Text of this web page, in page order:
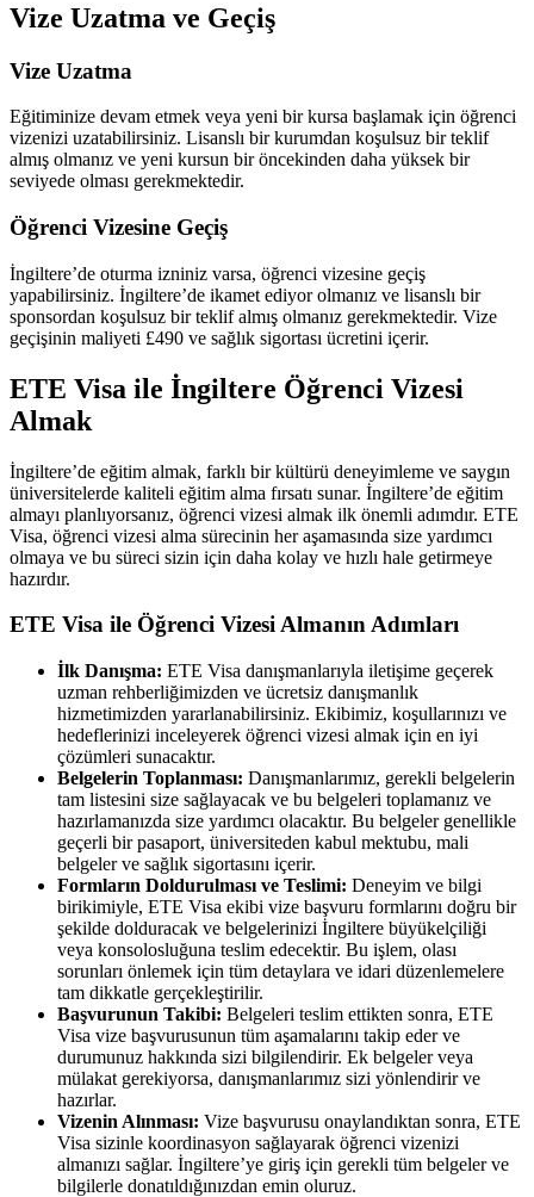
Vize Uzatma ve Geçiş
Vize Uzatma
Eğitiminize devam etmek veya yeni bir kursa başlamak için öğrenci
vizenizi uzatabilirsiniz. Lisanslı bir kurumdan koşulsuz bir teklif
almış olmanız ve yeni kursun bir öncekinden daha yüksek bir
seviyede olması gerekmektedir.
Öğrenci Vizesine Geçiş
İngiltere’de oturma izniniz varsa, öğrenci vizesine geçiş
yapabilirsiniz. İngiltere’de ikamet ediyor olmanız ve lisanslı bir
sponsordan koşulsuz bir teklif almış olmanız gerekmektedir. Vize
geçişinin maliyeti £490 ve sağlık sigortası ücretini içerir.
ETE Visa ile İngiltere Öğrenci Vizesi
Almak
İngiltere’de eğitim almak, farklı bir kültürü deneyimleme ve saygın
üniversitelerde kaliteli eğitim alma fırsatı sunar. İngiltere’de eğitim
almayı planlıyorsanız, öğrenci vizesi almak ilk önemli adımdır. ETE
Visa, öğrenci vizesi alma sürecinin her aşamasında size yardımcı
olmaya ve bu süreci sizin için daha kolay ve hızlı hale getirmeye
hazırdır.
ETE Visa ile Öğrenci Vizesi Almanın Adımları
İlk Danışma: ETE Visa danışmanlarıyla iletişime geçerek
uzman rehberliğimizden ve ücretsiz danışmanlık
hizmetimizden yararlanabilirsiniz. Ekibimiz, koşullarınızı ve
hedeflerinizi inceleyerek öğrenci vizesi almak için en iyi
çözümleri sunacaktır.
Belgelerin Toplanması: Danışmanlarımız, gerekli belgelerin
tam listesini size sağlayacak ve bu belgeleri toplamanız ve
hazırlamanızda size yardımcı olacaktır. Bu belgeler genellikle
geçerli bir pasaport, üniversiteden kabul mektubu, mali
belgeler ve sağlık sigortasını içerir.
Formların Doldurulması ve Teslimi: Deneyim ve bilgi
birikimiyle, ETE Visa ekibi vize başvuru formlarını doğru bir
şekilde dolduracak ve belgelerinizi İngiltere büyükelçiliği
veya konsolosluğuna teslim edecektir. Bu işlem, olası
sorunları önlemek için tüm detaylara ve idari düzenlemelere
tam dikkatle gerçekleştirilir.
Başvurunun Takibi: Belgeleri teslim ettikten sonra, ETE
Visa vize başvurusunun tüm aşamalarını takip eder ve
durumunuz hakkında sizi bilgilendirir. Ek belgeler veya
mülakat gerekiyorsa, danışmanlarımız sizi yönlendirir ve
hazırlar.
Vizenin Alınması: Vize başvurusu onaylandıktan sonra, ETE
Visa sizinle koordinasyon sağlayarak öğrenci vizenizi
almanızı sağlar. İngiltere’ye giriş için gerekli tüm belgeler ve
bilgilerle donatıldığınızdan emin oluruz.